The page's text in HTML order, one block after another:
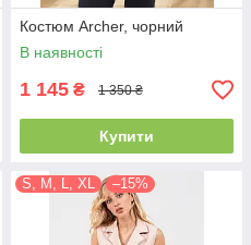
Костюм Archer, чорний
В наявності
1 145 ₴ 1 350 ₴
Купити
S, M, L, XL –15%